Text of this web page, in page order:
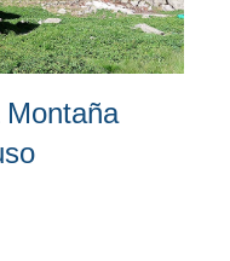
Montaña